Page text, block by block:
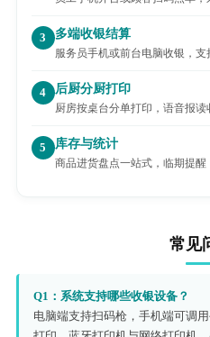
3 多端收银结算
服务员手机或前台电脑收银，
4 后厨分厨打印
厨房按桌台分单打印，语音报读
5 库存与统计
商品进货盘点一站式，临期提
常见
Q1：系统支持哪些收银设备？
电脑端支持扫码枪，手机端可调